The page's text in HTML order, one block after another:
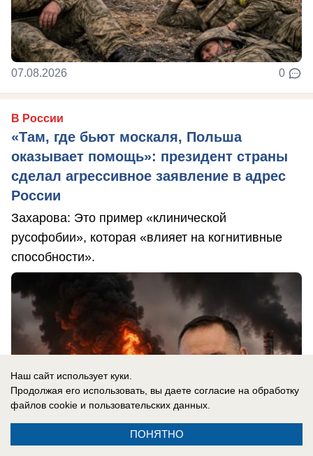
07.08.2026 0
В России
«Там, где бьют москаля, Польша
оказывает помощь»: президент страны
сделал агрессивное заявление в адрес
России
Захарова: Это пример «клинической
русофобии», которая «влияет на когнитивные
способности».
Наш сайт использует куки.
Продолжая его использовать, вы даете согласие на обработку
файлов cookie и пользовательских данных.
ПОНЯТНО